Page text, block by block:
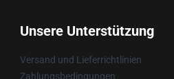
Unsere Unterstützung
Versand und Lieferrichtlinien
Zahlungsbedingungen